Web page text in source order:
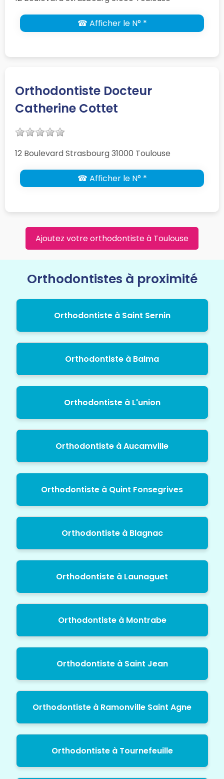
☎ Afficher le N° *
Orthodontiste Docteur
Catherine Cottet
12 Boulevard Strasbourg 31000 Toulouse
☎ Afficher le N° *
Ajoutez votre orthodontiste à Toulouse
Orthodontistes à proximité
Orthodontiste à Saint Sernin
Orthodontiste à Balma
Orthodontiste à L'union
Orthodontiste à Aucamville
Orthodontiste à Quint Fonsegrives
Orthodontiste à Blagnac
Orthodontiste à Launaguet
Orthodontiste à Montrabe
Orthodontiste à Saint Jean
Orthodontiste à Ramonville Saint Agne
Orthodontiste à Tournefeuille